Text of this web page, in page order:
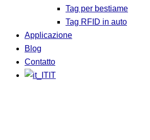
Tag per bestiame
Tag RFID in auto
Applicazione
Blog
Contatto
IT